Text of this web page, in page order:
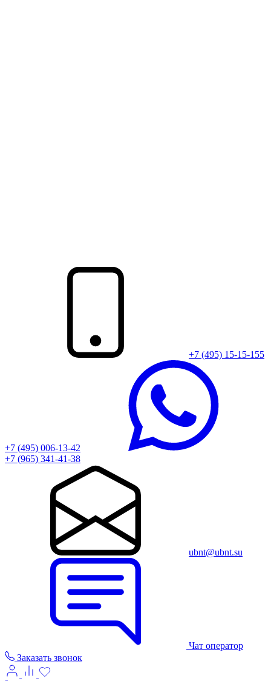
+7 (495) 15-15-155
+7 (495) 006-13-42
+7 (965) 341-41-38
ubnt@ubnt.su
Чат оператор
Заказать звонок